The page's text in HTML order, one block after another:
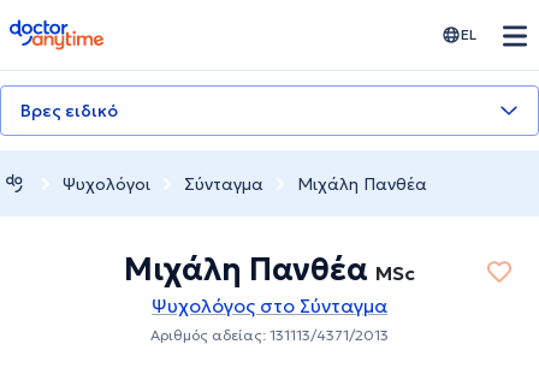
doctoranytime EL
Βρες ειδικό
Ψυχολόγοι Σύνταγμα Μιχάλη Πανθέα
Μιχάλη Πανθέα MSc
Ψυχολόγος στο Σύνταγμα
Αριθμός αδείας: 131113/4371/2013